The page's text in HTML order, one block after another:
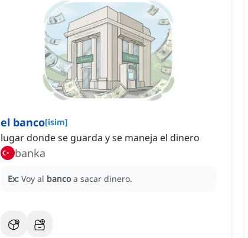
el banco[isim]
lugar donde se guarda y se maneja el dinero
banka
Ex: Voy al banco a sacar dinero.